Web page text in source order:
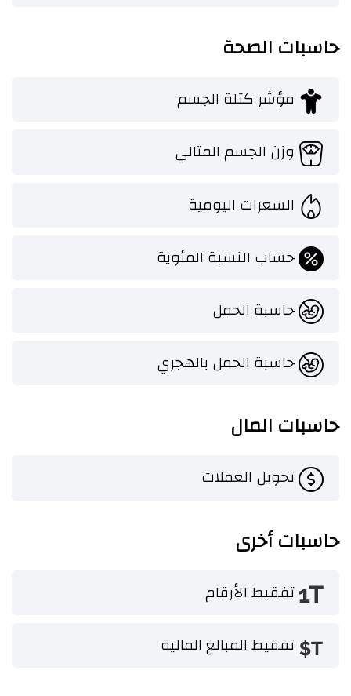
حاسبات الصحة
مؤشر كتلة الجسم
وزن الجسم المثالي
السعرات اليومية
حساب النسبة المئوية
حاسبة الحمل
حاسبة الحمل بالهجري
حاسبات المال
تحويل العملات
حاسبات أخرى
تفقيط الأرقام
تفقيط المبالغ المالية